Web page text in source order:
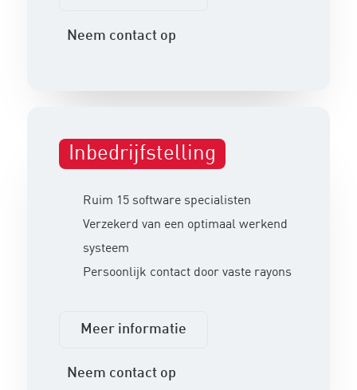
Neem contact op
Inbedrijfstelling
Ruim 15 software specialisten
Verzekerd van een optimaal werkend
systeem
Persoonlijk contact door vaste rayons
Meer informatie
Neem contact op